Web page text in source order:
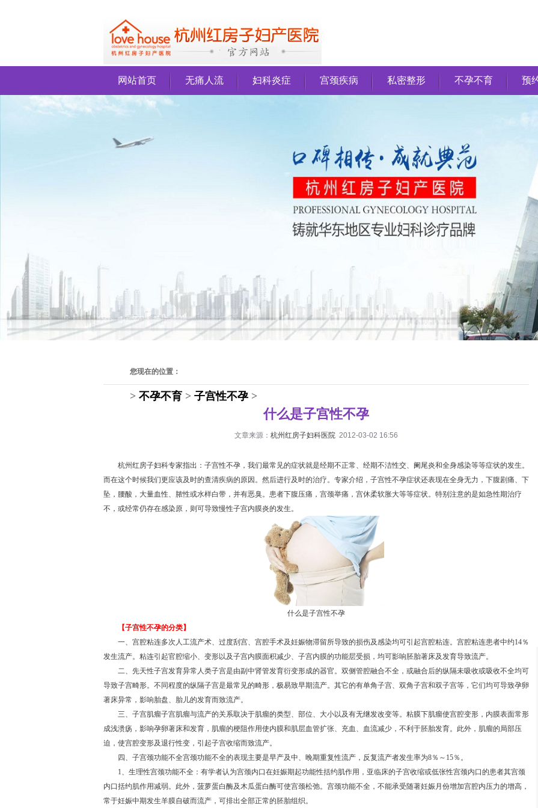
网站首页 无痛人流 妇科炎症 宫颈疾病 私密整形 不孕不育 预
您现在的位置：
> 不孕不育 > 子宫性不孕 >
什么是子宫性不孕
文章来源： 杭州红房子妇科医院 2012-03-02 16:56
杭州红房子妇科专家指出：子宫性不孕，我们最常见的症状就是经期不正常、经期不洁性交、阑尾炎和全身感染等等症状的发生。
而在这个时候我们更应该及时的查清疾病的原因。然后进行及时的治疗。专家介绍，子宫性不孕症状还表现在全身无力，下腹剧痛、下
坠，腰酸，大量血性、脓性或水样白带，并有恶臭。患者下腹压痛，宫颈举痛，宫休柔软胀大等等症状。特别注意的是如急性期治疗
不，或经常仍存在感染原，则可导致慢性子宫内膜炎的发生。
什么是子宫性不孕
【子宫性不孕的分类】
一、宫腔粘连多次人工流产术、过度刮宫、宫腔手术及妊娠物滞留所导致的损伤及感染均可引起宫腔粘连。宫腔粘连患者中约14％
发生流产。粘连引起官腔缩小、变形以及子宫内膜面积减少、子宫内膜的功能层受损，均可影响胚胎著床及发育导致流产。
二、先天性子宫发育异常人类子宫是由副中肾管发育衍变形成的器官。双侧管腔融合不全，或融合后的纵隔未吸收或吸收不全均可
导致子宫畸形。不同程度的纵隔子宫是最常见的畸形，极易致早期流产。其它的有单角子宫、双角子宫和双子宫等，它们均可导致孕卵
著床异常，影响胎盘、胎儿的发育而致流产。
三、子宫肌瘤子宫肌瘤与流产的关系取决于肌瘤的类型、部位、大小以及有无继发改变等。粘膜下肌瘤使宫腔变形，内膜表面常形
成浅溃疡，影响孕卵著床和发育，肌瘤的梗阻作用使内膜和肌层血管扩张、充血、血流减少，不利于胚胎发育。此外，肌瘤的局部压
迫，使宫腔变形及退行性变，引起子宫收缩而致流产。
四、子宫颈功能不全宫颈功能不全的表现主要是早产及中、晚期重复性流产，反复流产者发生率为8％～15％。
1、生理性宫颈功能不全：有学者认为宫颈内口在妊娠期起功能性括约肌作用，亚临床的子宫收缩或低张性宫颈内口的患者其宫颈
内口括约肌作用减弱。此外，菠萝蛋白酶及木瓜蛋白酶可使宫颈松弛。宫颈功能不全，不能承受随著妊娠月份增加宫腔内压力的增高，
常于妊娠中期发生羊膜自破而流产，可排出全部正常的胚胎组织。